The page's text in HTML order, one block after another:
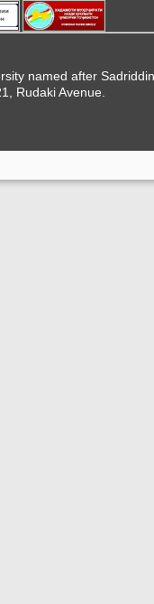
named after Sadriddin
Rudaki Avenue.